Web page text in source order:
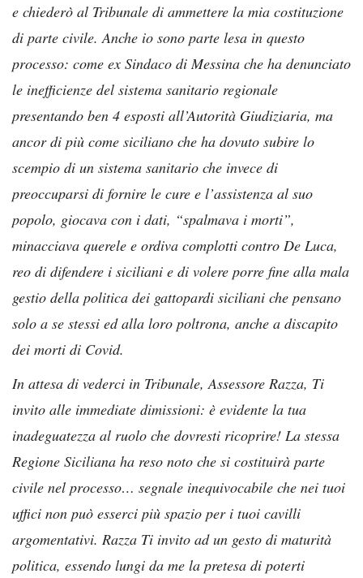
e chiederò al Tribunale di ammettere la mia costituzione
di parte civile. Anche io sono parte lesa in questo
processo: come ex Sindaco di Messina che ha denunciato
le inefficienze del sistema sanitario regionale
presentando ben 4 esposti all’Autorità Giudiziaria, ma
ancor di più come siciliano che ha dovuto subire lo
scempio di un sistema sanitario che invece di
preoccuparsi di fornire le cure e l’assistenza al suo
popolo, giocava con i dati, “spalmava i morti”,
minacciava querele e ordiva complotti contro De Luca,
reo di difendere i siciliani e di volere porre fine alla mala
gestio della politica dei gattopardi siciliani che pensano
solo a se stessi ed alla loro poltrona, anche a discapito
dei morti di Covid.
In attesa di vederci in Tribunale, Assessore Razza, Ti
invito alle immediate dimissioni: è evidente la tua
inadeguatezza al ruolo che dovresti ricoprire! La stessa
Regione Siciliana ha reso noto che si costituirà parte
civile nel processo… segnale inequivocabile che nei tuoi
uffici non può esserci più spazio per i tuoi cavilli
argomentativi. Razza Ti invito ad un gesto di maturità
politica, essendo lungi da me la pretesa di poterti